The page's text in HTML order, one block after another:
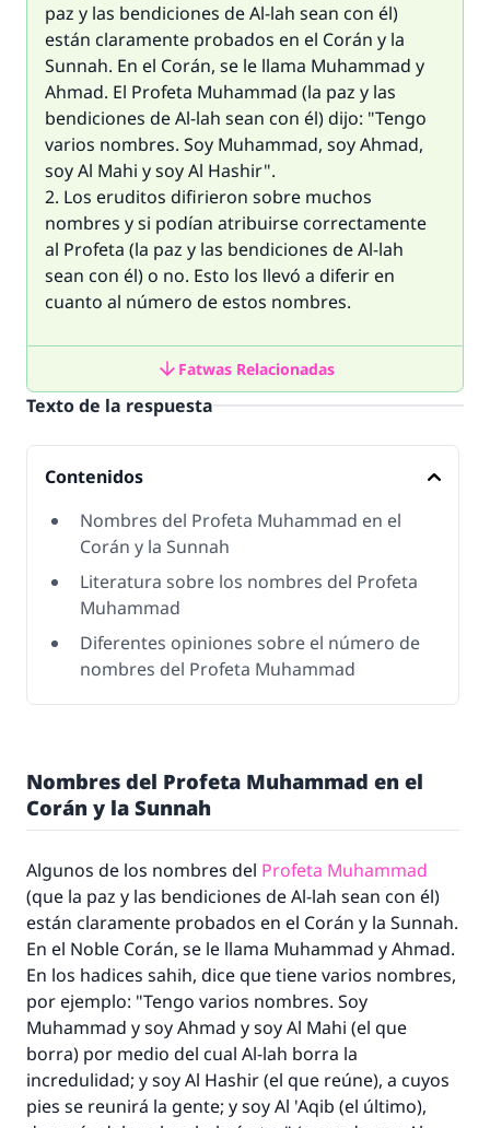
paz y las bendiciones de Al-lah sean con él)
están claramente probados en el Corán y la
Sunnah. En el Corán, se le llama Muhammad y
Ahmad. El Profeta Muhammad (la paz y las
bendiciones de Al-lah sean con él) dijo: "Tengo
varios nombres. Soy Muhammad, soy Ahmad,
soy Al Mahi y soy Al Hashir".
2. Los eruditos difirieron sobre muchos
nombres y si podían atribuirse correctamente
al Profeta (la paz y las bendiciones de Al-lah
sean con él) o no. Esto los llevó a diferir en
cuanto al número de estos nombres.
Fatwas Relacionadas
Texto de la respuesta
Contenidos
Nombres del Profeta Muhammad en el
Corán y la Sunnah
Literatura sobre los nombres del Profeta
Muhammad
Diferentes opiniones sobre el número de
nombres del Profeta Muhammad
Nombres del Profeta Muhammad en el
Corán y la Sunnah
Algunos de los nombres del Profeta Muhammad
(que la paz y las bendiciones de Al-lah sean con él)
están claramente probados en el Corán y la Sunnah.
En el Noble Corán, se le llama Muhammad y Ahmad.
En los hadices sahih, dice que tiene varios nombres,
por ejemplo: "Tengo varios nombres. Soy
Muhammad y soy Ahmad y soyAl Mahi (el que
borra) por medio del cual Al-lah borra la
incredulidad; y soyAl Hashir(el que reúne), a cuyos
pies se reunirá la gente; y soyAl 'Aqib (el último),